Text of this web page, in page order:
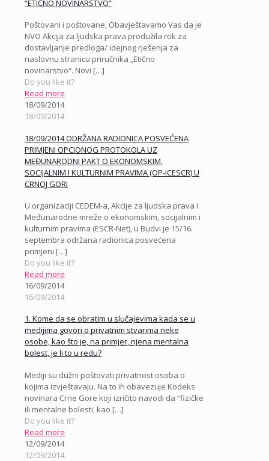
“ETIČNO NOVINARSTVO”
Poštovani i poštovane, Obavještavamo Vas da je
NVO Akcija za ljudska prava produžila rok za
dostavljanje predloga/ idejnog rješenja za
naslovnu stranicu priručnika „Etično
novinarstvo“. Novi […]
Do you like it?
Read more
18/09/2014
18/09/2014
18/09/2014 ODRŽANA RADIONICA POSVEĆENA
PRIMJENI OPCIONOG PROTOKOLA UZ
MEĐUNARODNI PAKT O EKONOMSKIM,
SOCIJALNIM I KULTURNIM PRAVIMA (OP-ICESCR) U
CRNOJ GORI
U organizaciji CEDEM-a, Akcije za ljudska prava i
Međunarodne mreže o ekonomskim, socijalnim i
kulturnim pravima (ESCR-Net), u Budvi je 15/16.
septembra održana radionica posvećena
primjeni […]
Do you like it?
Read more
16/09/2014
16/09/2014
1. Kome da se obratim u slučajevima kada se u
medijima govori o privatnim stvarima neke
osobe, kao što je, na primjer, njena mentalna
bolest, je li to u redu?
Mediji su dužni poštovati privatnost osoba o
kojima izvještavaju. Na to ih obavezuje Kodeks
novinara Crne Gore koji izričito navodi da “fizičke
ili mentalne bolesti, kao […]
Do you like it?
Read more
12/09/2014
12/09/2014